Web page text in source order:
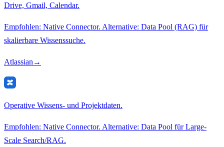
Drive, Gmail, Calendar.
Empfohlen: Native Connector. Alternative: Data Pool (RAG) für
skalierbare Wissenssuche.
Atlassian →
Operative Wissens- und Projektdaten.
Empfohlen: Native Connector. Alternative: Data Pool für Large-
Scale Search/RAG.